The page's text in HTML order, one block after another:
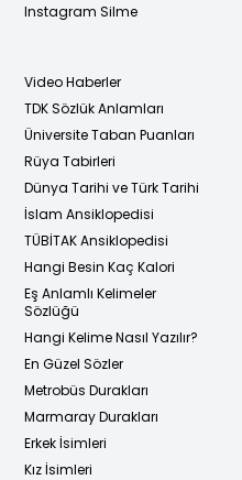
Instagram Silme
Video Haberler
TDK Sözlük Anlamları
Üniversite Taban Puanları
Rüya Tabirleri
Dünya Tarihi ve Türk Tarihi
İslam Ansiklopedisi
TÜBİTAK Ansiklopedisi
Hangi Besin Kaç Kalori
Eş Anlamlı Kelimeler
Sözlüğü
Hangi Kelime Nasıl Yazılır?
En Güzel Sözler
Metrobüs Durakları
Marmaray Durakları
Erkek İsimleri
Kız İsimleri